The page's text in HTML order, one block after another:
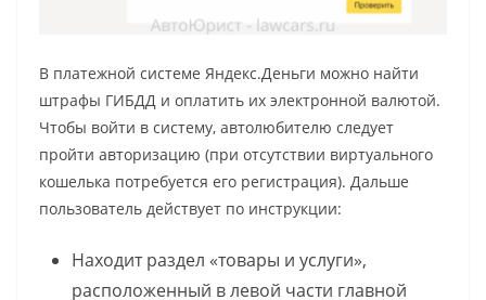
В платежной системе Яндекс.Деньги можно найти
штрафы ГИБДД и оплатить их электронной валютой.
Чтобы войти в систему, автолюбителю следует
пройти авторизацию (при отсутствии виртуального
кошелька потребуется его регистрация). Дальше
пользователь действует по инструкции:
Находит раздел «товары и услуги»,
расположенный в левой части главной